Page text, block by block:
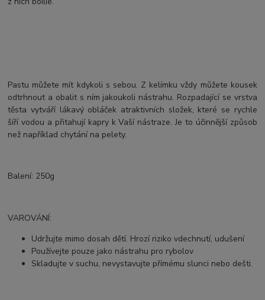
Pastu můžete mít kdykoli s sebou. Z kelímku vždy můžete kousek
odtrhnout a obalit s ním jakoukoli nástrahu. Rozpadající se vrstva
těsta vytváří lákavý obláček atraktivních složek, které se rychle
šíří vodou a přitahují kapry k Vaší nástraze. Je to účinnější způsob
než například chytání na pelety.
Balení: 250g
VAROVÁNÍ:
Udržujte mimo dosah dětí. Hrozí riziko vdechnutí, udušení
Používejte pouze jako nástrahu pro rybolov
Skladujte v suchu, nevystavujte přímému slunci nebo dešti.